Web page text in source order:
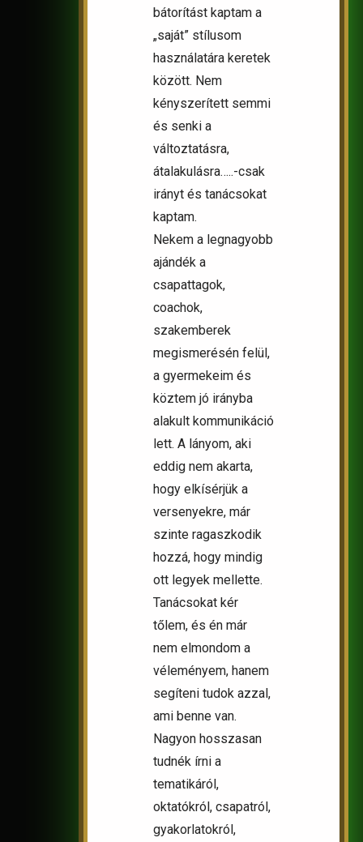
bátorítást kaptam a
„saját” stílusom
használatára keretek
között. Nem
kényszerített semmi
és senki a
változtatásra,
átalakulásra…..-csak
irányt és tanácsokat
kaptam.
Nekem a legnagyobb
ajándék a
csapattagok,
coachok,
szakemberek
megismerésén felül,
a gyermekeim és
köztem jó irányba
alakult kommunikáció
lett. A lányom, aki
eddig nem akarta,
hogy elkísérjük a
versenyekre, már
szinte ragaszkodik
hozzá, hogy mindig
ott legyek mellette.
Tanácsokat kér
tőlem, és én már
nem elmondom a
véleményem, hanem
segíteni tudok azzal,
ami benne van.
Nagyon hosszasan
tudnék írni a
tematikáról,
oktatókról, csapatról,
gyakorlatokról,